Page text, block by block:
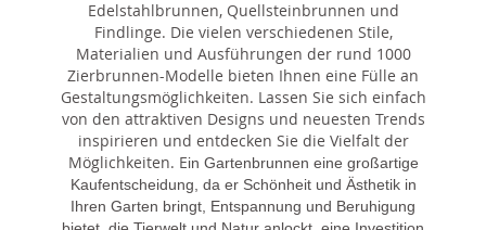
Edelstahlbrunnen, Quellsteinbrunnen und
Findlinge. Die vielen verschiedenen Stile,
Materialien und Ausführungen der rund 1000
Zierbrunnen-Modelle bieten Ihnen eine Fülle an
Gestaltungsmöglichkeiten. Lassen Sie sich einfach
von den attraktiven Designs und neuesten Trends
inspirieren und entdecken Sie die Vielfalt der
Möglichkeiten. Ein Gartenbrunnen eine großartige
Kaufentscheidung, da er Schönheit und Ästhetik in
Ihren Garten bringt, Entspannung und Beruhigung